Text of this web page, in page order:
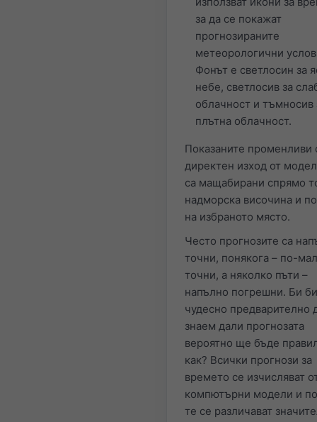
за да се покажат
прогнозираните
метеорологични
Фонът е светлосин за
небе, светлосив за
облачност и тъмносив
плътна облачност.
Показаните променливи
директен изход от
са мащабирани спрямо
надморска височина и
на избраното място.
Често прогнозите са
точни, понякога – по-
точни, а няколко пъти –
напълно погрешни. Би
чудесно предварително
знаем дали прогнозата
вероятно ще бъде
как? Всички прогнози за
времето се изчисляват
компютърни модели и
те се различават